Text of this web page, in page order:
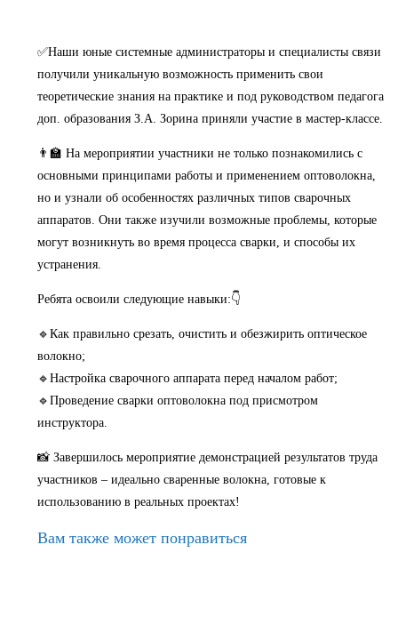
✅Наши юные системные администраторы и специалисты связи
получили уникальную возможность применить свои
теоретические знания на практике и под руководством педагога
доп. образования З.А. Зорина приняли участие в мастер-классе.
👨‍🏫 На мероприятии участники не только познакомились с
основными принципами работы и применением оптоволокна,
но и узнали об особенностях различных типов сварочных
аппаратов. Они также изучили возможные проблемы, которые
могут возникнуть во время процесса сварки, и способы их
устранения.
Ребята освоили следующие навыки:👇
🔹Как правильно срезать, очистить и обезжирить оптическое
волокно;
🔹Настройка сварочного аппарата перед началом работ;
🔹Проведение сварки оптоволокна под присмотром
инструктора.
📸 Завершилось мероприятие демонстрацией результатов труда
участников – идеально сваренные волокна, готовые к
использованию в реальных проектах!
Вам также может понравиться